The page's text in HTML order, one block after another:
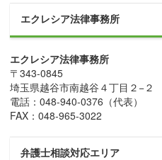
エクレシア法律事務所
エクレシア法律事務所
〒343-0845
埼玉県越谷市南越谷４丁目２−２
電話：048-940-0376 （代表）
FAX：048-965-3022
弁護士相談対応エリア